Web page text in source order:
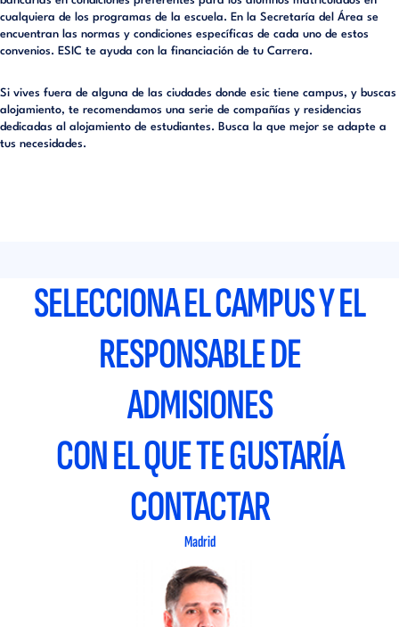
cualquiera de los programas de la escuela. En la Secretaría del Área se
encuentran las normas y condiciones específicas de cada uno de estos
convenios. ESIC te ayuda con la financiación de tu Carrera.
Si vives fuera de alguna de las ciudades donde esic tiene campus, y buscas
alojamiento, te recomendamos una serie de compañías y residencias
dedicadas al alojamiento de estudiantes. Busca la que mejor se adapte a
tus necesidades.
SELECCIONA EL CAMPUS Y EL
RESPONSABLE DE
ADMISIONES
CON EL QUE TE GUSTARÍA
CONTACTAR
Madrid